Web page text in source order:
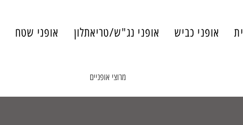
אופני כביש אופני נג"ש/טריאתלון אופני שטח
מרוצי אופניים